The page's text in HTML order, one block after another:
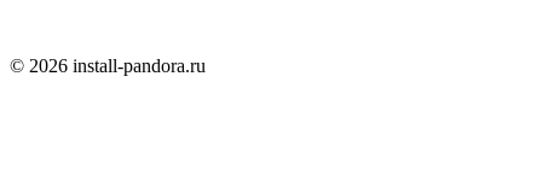
© 2026 install-pandora.ru